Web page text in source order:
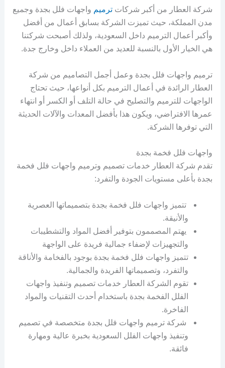
شركة العطار من أكبر شركات ترميم واجهات فلل بجدة وجميع
مدن المملكة، حيث تميزت الشركة بسابق أعمال من أفضل
وأكبر أعمال الترميم داخل السعودية، ولذلك أصبحت شركتنا
هي الخيار الأول بالنسبة للعديد من العملاء داخل وخارج جدة.
ترميم واجهات فلل بجدة وعمل أجمل التصاميم من شركة
العطار الرائدة في أعمال الترميم بكل أنواعها، حيث تحتاج
الواجهات للترميم والتصليح في حالة التلف أو الكسر أو انتهاء
عمرها الافتراضي، ويكون هذا بأفضل المعدات والآلات الحديثة
التي توفرها الشركة.
واجهات فلل فخمة بجدة
تقدم شركة العطار خدمات تصميم وترميم واجهات فلل فخمة
بجدة بأعلى مستويات الجودة والتفرد:
تتميز واجهات فلل فخمة بجدة بتصميماتها العصرية
والأنيقة.
يهتم المصممون بتوفير أفضل المواد والتشطيبات
والتجهيزات لإضفاء جمالية فريدة على الواجهة
تتميز واجهات فلل فخمة بجدة بوجود بالفخامة والأناقة
والتفرد، وتصميماتها الفريدة والجمالية.
تقوم الشركة العطار خدمات تصميم وتنفيذ واجهات
الفلل الفخمة بجدة باستخدام أحدث التقنيات والمواد
الفاخرة.
شركة ترميم واجهات فلل بجدة متخصصة في تصميم
وتنفيذ واجهات الفلل السعودية بخبرة عالية ومهارة
فائقة.